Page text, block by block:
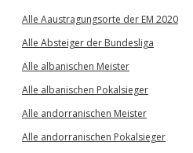
Alle Aaustragungsorte der EM 2020
Alle Absteiger der Bundesliga
Alle albanischen Meister
Alle albanischen Pokalsieger
Alle andorranischen Meister
Alle andorranischen Pokalsieger